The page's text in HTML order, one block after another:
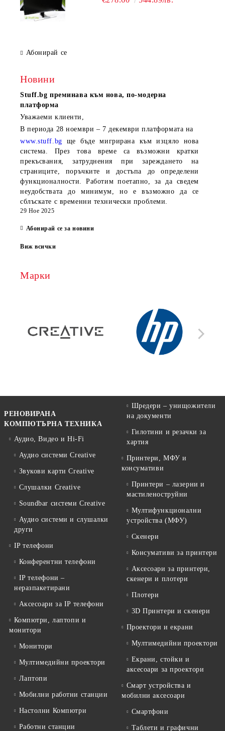
Абонирай се
Новини
Stuff.bg преминава към нова, по-модерна
платформа
Уважаеми клиенти,
В периода 28 ноември – 7 декември платформата на
www.stuff.bg ще бъде мигрирана към изцяло нова
система. През това време са възможни кратки
прекъсвания, затруднения при зареждането на
страниците, поръчките и достъпа до определени
функционалности. Работим поетапно, за да сведем
неудобствата до минимум, но е възможно да се
сблъскате с временни технически проблеми.
29 Ное 2025
Абонирай се за новини
Виж всички
Марки
РЕНОВИРАНА
КОМПЮТЪРНА ТЕХНИКА
Аудио, Видео и Hi-Fi
Аудио системи Creative
Звукови карти Creative
Слушалки Creative
Soundbar системи Creative
Аудио системи и слушалки
други
IP телефони
Конферентни телефони
IP телефони –
неразпакетирани
Аксесоари за IP телефони
Компютри, лаптопи и
монитори
Монитори
Мултимедийни проектори
Лаптопи
Мобилни работни станции
Настолни Компютри
Работни станции
Шредери – унищожители
на документи
Гилотини и резачки за
хартия
Принтери, МФУ и
консумативи
Принтери – лазерни и
мастиленоструйни
Мултифункционални
устройства (МФУ)
Скенери
Консумативи за принтери
Аксесоари за принтери,
скенери и плотери
Плотери
3D Принтери и скенери
Проектори и екрани
Мултимедийни проектори
Екрани, стойки и
аксесоари за проектори
Смарт устройства и
мобилни аксесоари
Смартфони
Таблети и графични